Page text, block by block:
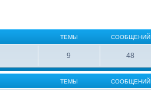
ТЕМЫ СООБЩЕНИЙ
9 48
ТЕМЫ СООБЩЕНИЙ